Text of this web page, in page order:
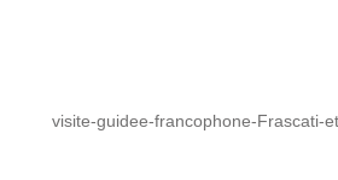
visite-guidee-francophone-Frascati-